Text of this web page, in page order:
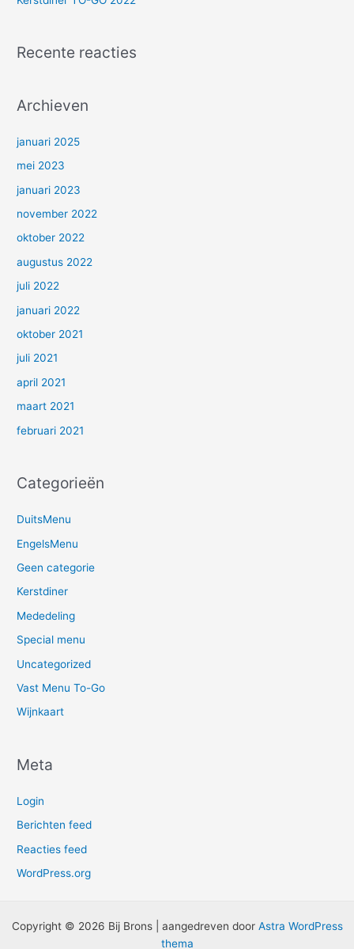
Recente reacties
Archieven
januari 2025
mei 2023
januari 2023
november 2022
oktober 2022
augustus 2022
juli 2022
januari 2022
oktober 2021
juli 2021
april 2021
maart 2021
februari 2021
Categorieën
DuitsMenu
EngelsMenu
Geen categorie
Kerstdiner
Mededeling
Special menu
Uncategorized
Vast Menu To-Go
Wijnkaart
Meta
Login
Berichten feed
Reacties feed
WordPress.org
Copyright © 2026 Bij Brons | aangedreven door Astra WordPress
thema